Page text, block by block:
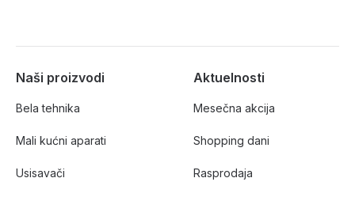
Naši proizvodi
Bela tehnika
Mali kućni aparati
Usisavači
Aktuelnosti
Mesečna akcija
Shopping dani
Rasprodaja